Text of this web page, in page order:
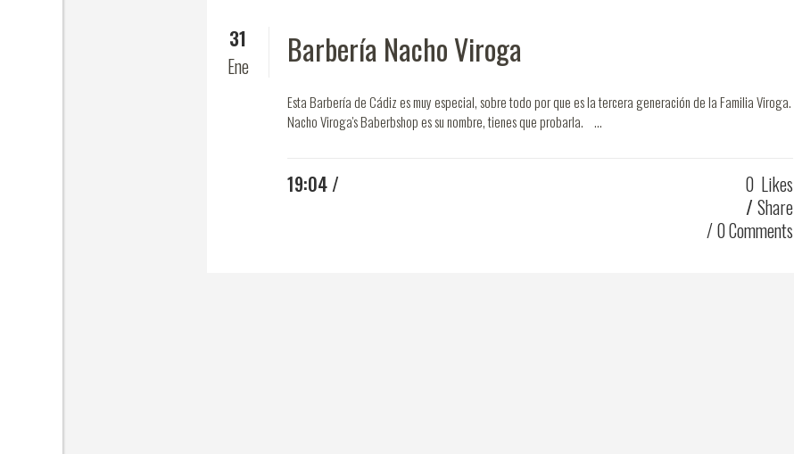
31
Ene Barbería Nacho Viroga
Esta Barbería de Cádiz es muy especial, sobre todo por que es la tercera generación de la Familia Viroga.
Nacho Viroga's Baberbshop es su nombre, tienes que probarla. ...
19:04 / 0 Likes
Share
0 Comments